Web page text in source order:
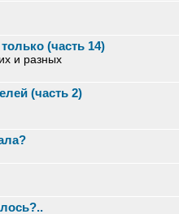
(часть 14)
и разных
(часть 2)